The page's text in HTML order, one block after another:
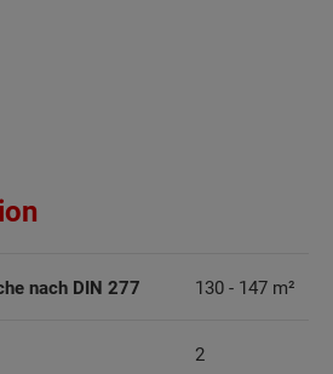
nach DIN 277 130 - 147 m²
2